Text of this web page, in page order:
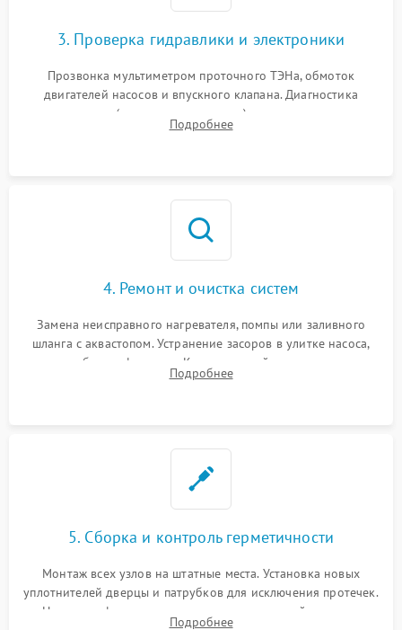
3. Проверка гидравлики и электроники
Прозвонка мультиметром проточного ТЭНа, обмоток
двигателей насосов и впускного клапана. Диагностика
прессостата (датчика уровня воды), датчика мутности,
концевика дверцы и электронного модуля управления.
Подробнее
4. Ремонт и очистка систем
Замена неисправного нагревателя, помпы или заливного
шланга с аквастопом. Устранение засоров в улитке насоса,
патрубках и фильтрах. Компонентный ремонт платы
управления, восстановление поврежденной проводки.
Подробнее
5. Сборка и контроль герметичности
Монтаж всех узлов на штатные места. Установка новых
уплотнителей дверцы и патрубков для исключения протечек.
Надежная фиксация хомутов гидравлической системы,
Подробнее